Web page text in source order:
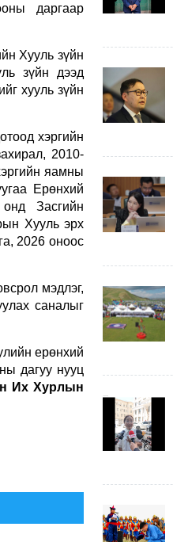
даргаар
Хууль зүйн
зүйн дээд
хууль зүйн
хэргийн
2010-
яамны
Ерөнхий
онд Засгийн
Хууль эрх
2026 оноос
мэдлэг,
саналыг
ерөнхий
дагуу нууц
Их Хурлын